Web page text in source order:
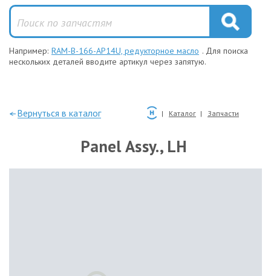
Например: RAM-B-166-AP14U, редукторное масло . Для поиска
нескольких деталей вводите артикул через запятую.
—Вернуться в каталог Каталог Запчасти
Panel Assy., LH